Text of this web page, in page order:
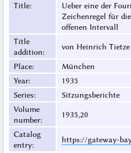
Title:
Ueber eine der
Zeichenregel für
offenen Intervall
Title
addition:
von Heinrich
Place:
München
Year:
1935
Series:
Sitzungsberichte
Volume
number:
1935,20
Catalog
entry:
https://gateway-